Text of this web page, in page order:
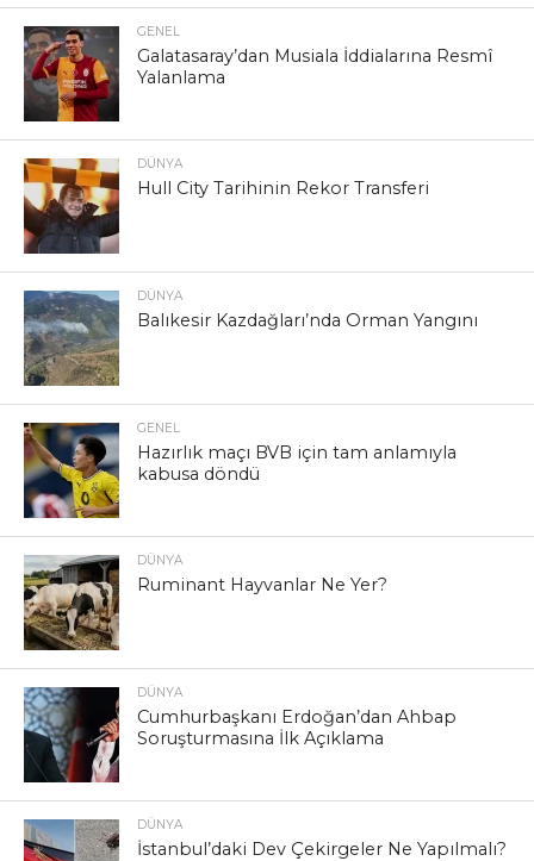
GENEL
Galatasaray’dan Musiala İddialarına Resmî
Yalanlama
DÜNYA
Hull City Tarihinin Rekor Transferi
DÜNYA
Balıkesir Kazdağları’nda Orman Yangını
GENEL
Hazırlık maçı BVB için tam anlamıyla
kabusa döndü
DÜNYA
Ruminant Hayvanlar Ne Yer?
DÜNYA
Cumhurbaşkanı Erdoğan’dan Ahbap
Soruşturmasına İlk Açıklama
DÜNYA
İstanbul’daki Dev Çekirgeler Ne Yapılmalı?